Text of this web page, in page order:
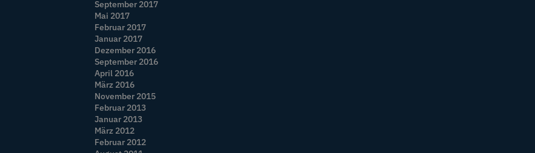
September 2017
Mai 2017
Februar 2017
Januar 2017
Dezember 2016
September 2016
April 2016
März 2016
November 2015
Februar 2013
Januar 2013
März 2012
Februar 2012